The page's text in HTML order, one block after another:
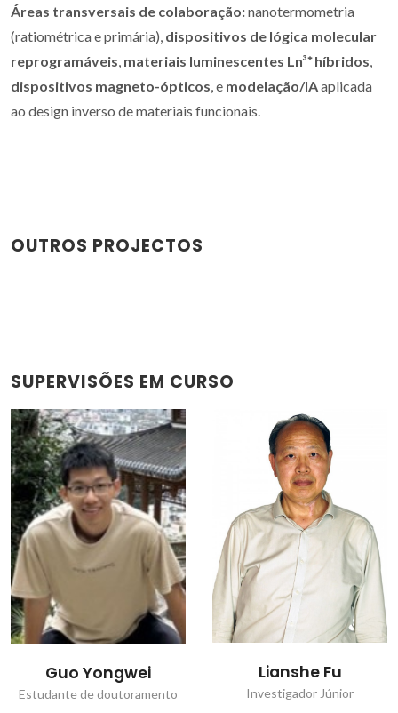
Áreas transversais de colaboração:nanotermometria
(ratiométrica e primária), dispositivos de lógica molecular
reprogramáveis, materiais luminescentes Ln³⁺ híbridos,
dispositivos magneto-ópticos, e modelação/IAaplicada
ao design inverso de materiais funcionais.
OUTROS PROJECTOS
SUPERVISÕES EM CURSO
Lianshe Fu
Investigador Júnior
Ramon S. Raposo
Filho